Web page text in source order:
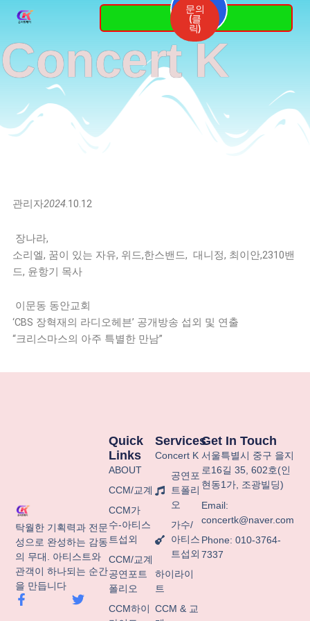
content
Concert K
3764-
7337
문의
(클
릭)
관리자2024.10.12
장나라,
소리엘, 꿈이 있는 자유, 위드,한스밴드, 대니정, 최이안,2310밴
드, 윤항기 목사
이문동 동안교회
‘CBS 장혁재의 라디오헤븐’ 공개방송 섭외 및 연출
“크리스마스의 아주 특별한 만남”
탁월한 기획력과 전문
성으로 완성하는 감동
의 무대. 아티스트와
관객이 하나되는 순간
을 만듭니다
F
a
T
Services
Concert K
공연포
트폴리
오
가수/
아티스
트섭외
하이라이
트
CCM & 교
Quick
Links
ABOUT
CCM/교계
CCM가
수-아티스
트섭외
CCM/교계
공연포트
폴리오
CCM하이
Get In Touch
서울특별시 중구 을지
로16길 35, 602호(인
현동1 가 조광빌딩)
Email:
concertk@naver.com
Phone: 010-3764-
7337